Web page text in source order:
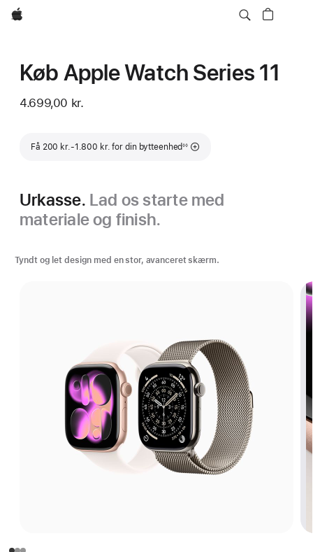
Apple
Køb Apple Watch Series 11
4.699,00 kr.
Få 200 kr.-1.800 kr. for din bytteenhed
Fodnote
◊◊
Urkasse. Lad os starte med
materiale og finish.
Tyndt og let design med en stor, avanceret skærm.